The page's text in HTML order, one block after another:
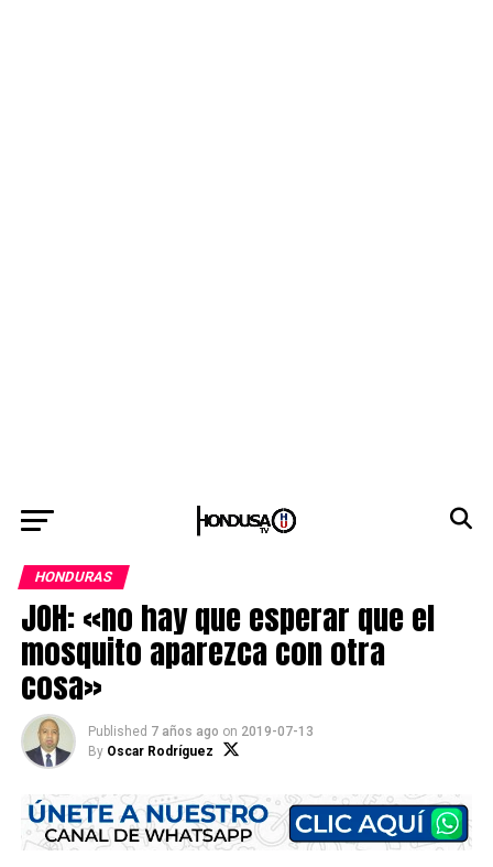
HONDURAS
JOH: «no hay que esperar que el
mosquito aparezca con otra
cosa»
Published 7 años ago on 2019-07-13
By Oscar Rodríguez